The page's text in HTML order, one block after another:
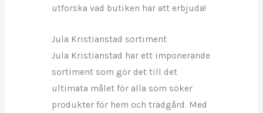
utforska vad butiken har att erbjuda!
Jula Kristianstad sortiment
Jula Kristianstad har ett imponerande
sortiment som gör det till det
ultimata målet för alla som söker
produkter för hem och trädgård. Med